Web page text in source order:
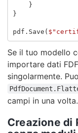
}
}
pdf . Save (
Se il tuo modello
importare dati
singolarmente.
campi in una volta.
Creazione di